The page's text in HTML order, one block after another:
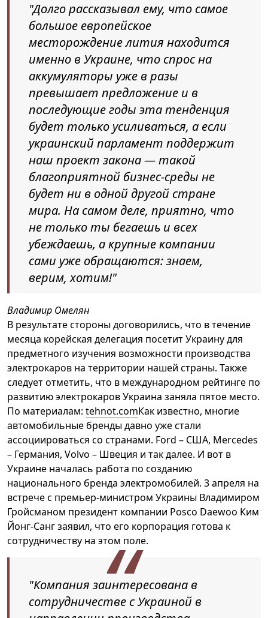
"Долго рассказывал ему, что самое
большое европейское
месторождение лития находится
именно в Украине, что спрос на
аккумуляторы уже в разы
превышает предложение и в
последующие годы эта тенденция
будет только усиливаться, а если
украинский парламент поддержит
наш проект закона — такой
благоприятной бизнес-среды не
будет ни в одной другой стране
мира. На самом деле, приятно, что
не только ты бегаешь и всех
убеждаешь, а крупные компании
сами уже обращаются: знаем,
верим, хотим!"
Владимир Омелян
В результате стороны договорились, что в течение
месяца корейская делегация посетит Украину для
предметного изучения возможности производства
электрокаров на территории нашей страны. Также
следует отметить, что в международном рейтинге по
развитию электрокаров Украина заняла пятое место.
По материалам: tehnot.comКак известно, многие
автомобильные бренды давно уже стали
ассоциироваться со странами. Ford – США, Mercedes
– Германия, Volvo – Швеция и так далее. И вот в
Украине началась работа по созданию
национального бренда электромобилей. 3 апреля на
встрече с премьер-министром Украины Владимиром
Гройсманом президент компании Posco Daewoo Ким
Йонг-Санг заявил, что его корпорация готова к
сотрудничеству на этом поле.
"Компания заинтересована в
сотрудничестве с Украиной в